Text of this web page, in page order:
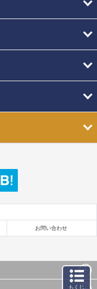
お問い合わせ
もくじ